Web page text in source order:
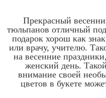
Прекрасный
тюльпанов отличный
подарок хорош как
или врачу, учителю.
на весенние
женский день.
внимание своей
цветов в букете